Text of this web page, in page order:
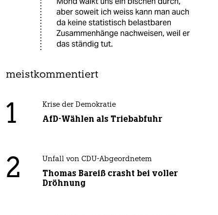
aber soweit ich weiss kann man auch
da keine statistisch belastbaren
Zusammenhänge nachweisen, weil er
das ständig tut.
meistkommentiert
1 Krise der Demokratie
AfD-Wählen als Triebabfuhr
2 Unfall von CDU-Abgeordnetem
Thomas Bareiß crasht bei voller
Dröhnung